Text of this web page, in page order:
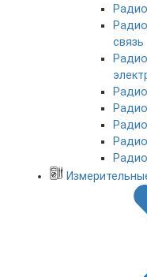
связь